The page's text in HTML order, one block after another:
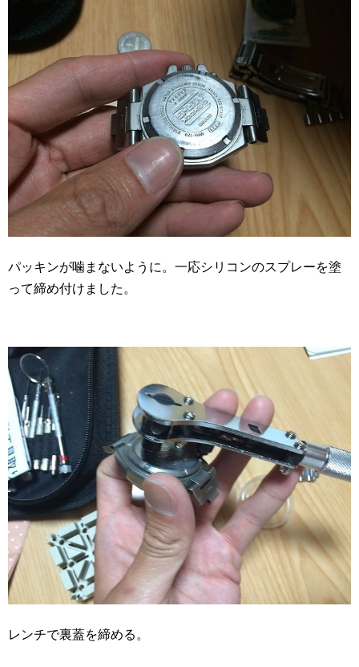
パッキンが噛まないように。一応シリコンのスプレーを塗
って締め付けました。
レンチで裏蓋を締める。